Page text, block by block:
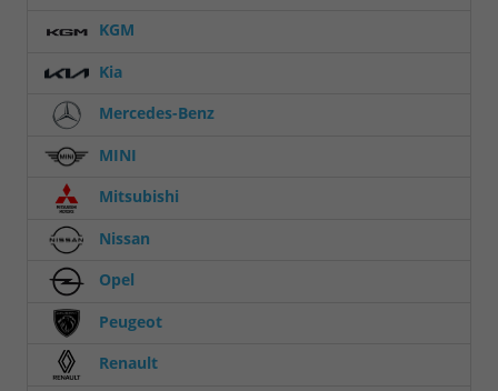
KGM
Kia
Mercedes-Benz
MINI
Mitsubishi
Nissan
Opel
Peugeot
Renault